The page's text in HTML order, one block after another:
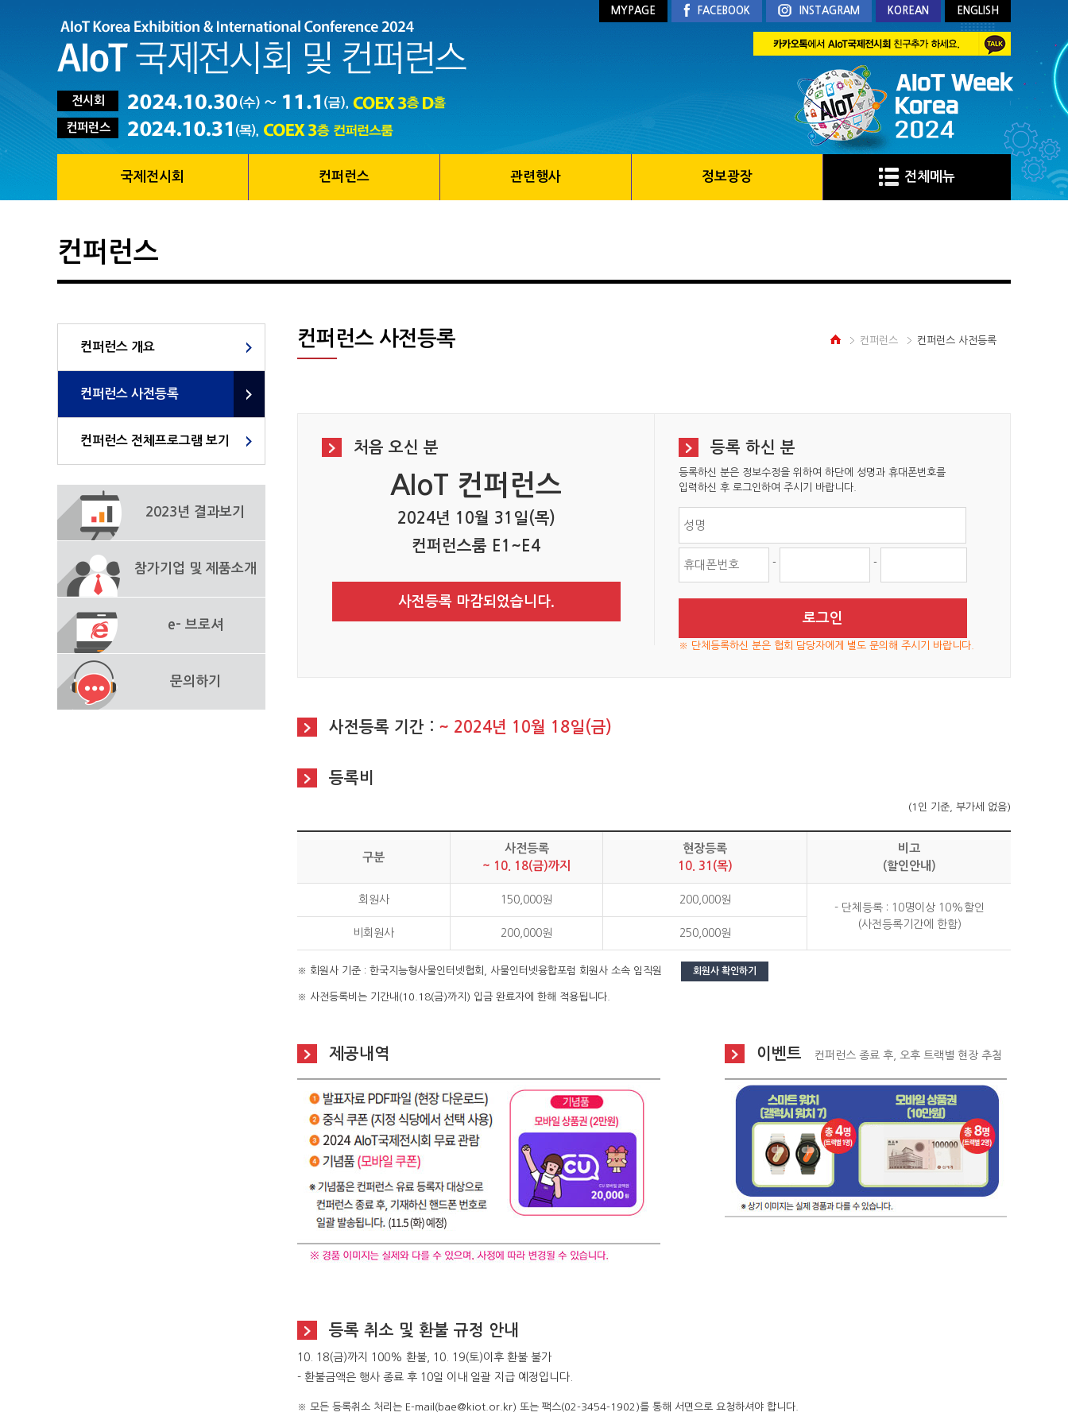
MYPAGE FACEBOOK INSTAGRAM KOREAN ENGLISH
전시회
컨퍼런스
국제전시회 컨퍼런스 관련행사 정보광장 전체메뉴
컨퍼런스
컨퍼런스 개요
컨퍼런스 사전등록
컨퍼런스 전체프로그램 보기
2023년 결과보기
참가기업 및 제품소개
e- 브로셔
문의하기
컨퍼런스 사전등록 컨퍼런스 컨퍼런스 사전등록
처음 오신 분
AIoT 컨퍼런스
2024년 10월 31일(목)
컨퍼런스룸 E1~E4
사전등록 마감되었습니다.
등록 하신 분
등록하신 분은 정보수정을 위하여 하단에 성명과 휴대폰번호를
입력하신 후 로그인하여 주시기 바랍니다.
- -
로그인
※ 단체등록하신 분은 협회 담당자에게 별도 문의해 주시기 바랍니다.
사전등록 기간 : ~ 2024년 10월 18일(금)
등록비
(1인 기준, 부가세 없음)
구분
사전등록
~ 10. 18(금)까지
현장등록
10. 31(목)
비고
(할인안내)
회원사 150,000원 200,000원
- 단체등록 : 10명이상 10%할인
(사전등록기간에 한함)
비회원사 200,000원 250,000원
※ 회원사 기준 : 한국지능형사물인터넷협회, 사물인터넷융합포럼 회원사 소속 임직원 회원사 확인하기
※ 사전등록비는 기간내(10.18(금)까지) 입금 완료자에 한해 적용됩니다.
제공내역 이벤트 컨퍼런스 종료 후, 오후 트랙별 현장 추첨
등록 취소 및 환불 규정 안내
10. 18(금)까지 100% 환불, 10. 19(토)이후 환불 불가
- 환불금액은 행사 종료 후 10일 이내 일괄 지급 예정입니다.
※ 모든 등록취소 처리는 E-mail(bae@kiot.or.kr) 또는 팩스(02-3454-1902)를 통해 서면으로 요청하셔야 합니다.